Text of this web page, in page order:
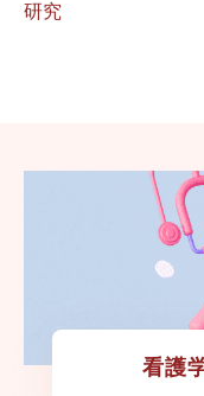
研究
看護